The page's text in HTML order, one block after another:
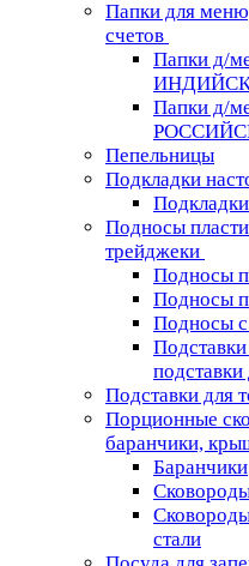
Папки для
счетов
Папки д/
Папки д/
Пепельницы
Подкладки
Подносы
трейджеки
Подносы
Подносы
Подносы
Подставки для
Порционные
баранчики,
Баранчики
стали